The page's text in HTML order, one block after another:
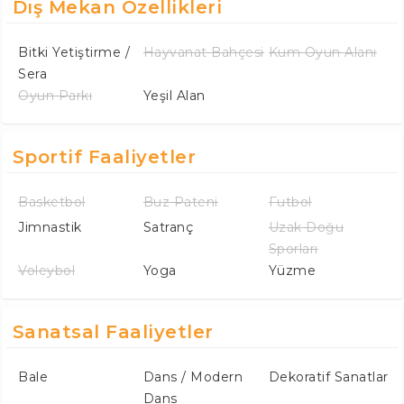
Dış Mekan Özellikleri
Bitki Yetiştirme /
Sera
Hayvanat Bahçesi Kum Oyun Alanı
Oyun Parkı Yeşil Alan
Sportif Faaliyetler
Basketbol Buz Pateni
Futbol
Jimnastik
Satranç
Uzak Doğu
Sporları
Voleybol
Yoga Yüzme
Sanatsal Faaliyetler
Bale
Dans / Modern
Dans
Dekoratif Sanatlar